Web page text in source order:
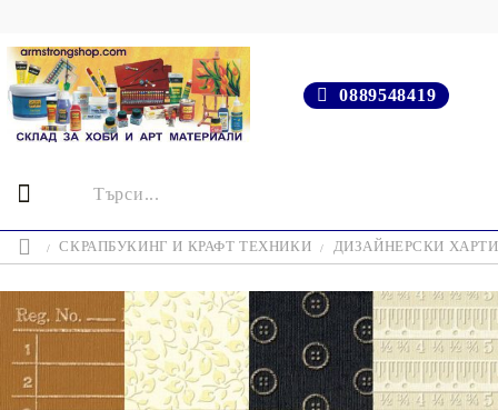
0889548419
СКРАПБУКИНГ И КРАФТ ТЕХНИКИ ДИЗАЙНЕРСКИ